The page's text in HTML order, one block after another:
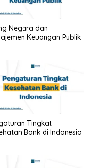
Negara dan
Keuangan Publik
Tingkat
Bank di Indonesia